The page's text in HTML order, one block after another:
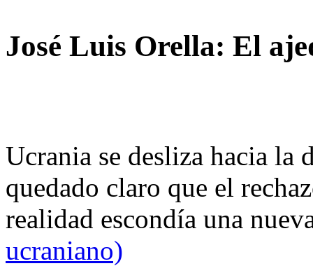
José Luis Orella: El
Ucrania se desliza hacia
quedado claro que el
realidad escondía una
ucraniano)